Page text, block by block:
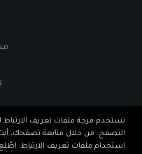
تستخدم فرجة ملفات تعريف
التصفح. من خلال متابعة تصفحك،
استخدام ملفات تعريف الارتباط.